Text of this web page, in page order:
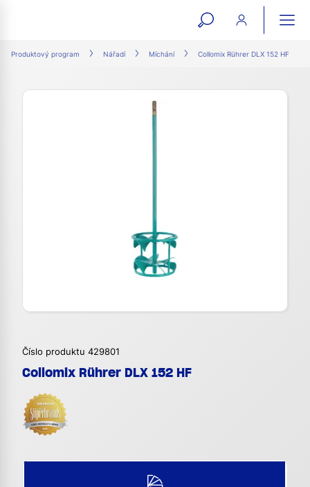
open
search
Produktový program Nářadí Míchání Collomix Rührer DLX 152 HF
Číslo produktu 429801
Collomix Rührer DLX 152 HF